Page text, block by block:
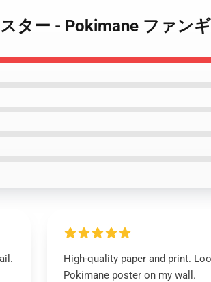
ター - Pokimane ファン
High-quality paper and print.
Pokimane poster on my wall.